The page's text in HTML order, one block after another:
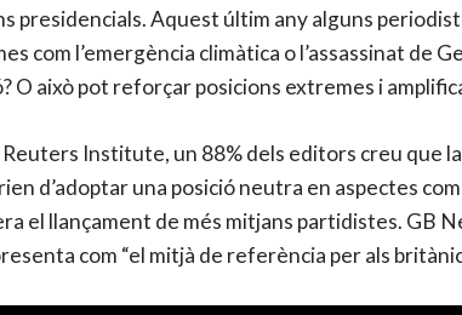
presidencials. Aquest últim any alguns
com l’emergència climàtica o l’assassinat
O això pot reforçar posicions extremes i
Reuters Institute, un 88% dels editors creu que
d’adoptar una posició neutra en aspectes
el llançament de més mitjans partidistes. GB
com “el mitjà de referència per als